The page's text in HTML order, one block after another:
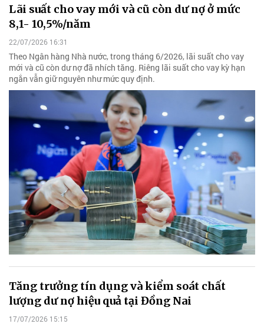
Lãi suất cho vay mới và cũ còn dư nợ ở mức
8,1- 10,5%/năm
22/07/2026 16:31
Theo Ngân hàng Nhà nước, trong tháng 6/2026, lãi suất cho vay
mới và cũ còn dư nợ đã nhích tăng. Riêng lãi suất cho vay kỳ hạn
ngắn vẫn giữ nguyên như mức quy định.
Tăng trưởng tín dụng và kiểm soát chất
lượng dư nợ hiệu quả tại Đồng Nai
17/07/2026 15:15